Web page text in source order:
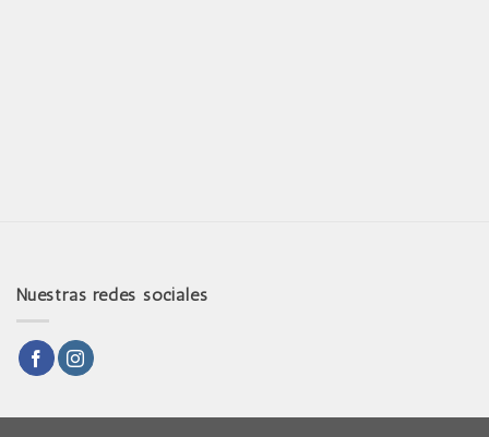
Nuestras redes sociales